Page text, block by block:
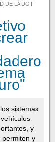
DE LA DGT
sistemas
y
permiten y